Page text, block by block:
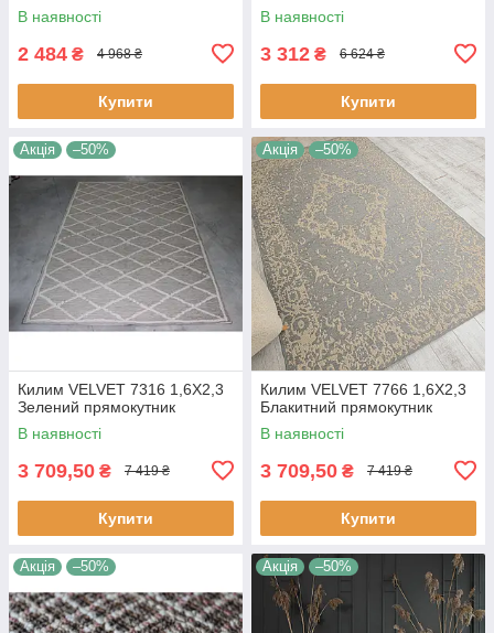
В наявності
2 484 ₴ 4 968 ₴
Купити
В наявності
3 312 ₴ 6 624 ₴
Купити
Акція –50%
Килим VELVET 7316 1,6Х2,3
Зелений прямокутник
В наявності
3 709,50 ₴ 7 419 ₴
Купити
Акція –50%
Килим VELVET 7766 1,6Х2,3
Блакитний прямокутник
В наявності
3 709,50 ₴ 7 419 ₴
Купити
Акція –50% Акція –50%